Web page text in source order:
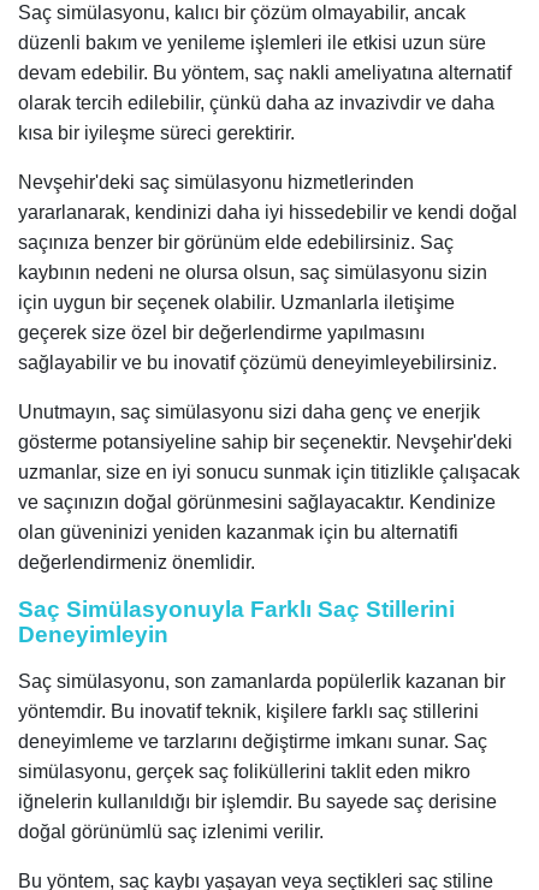
Saç simülasyonu, kalıcı bir çözüm olmayabilir, ancak
düzenli bakım ve yenileme işlemleri ile etkisi uzun süre
devam edebilir. Bu yöntem, saç nakli ameliyatına alternatif
olarak tercih edilebilir, çünkü daha az invazivdir ve daha
kısa bir iyileşme süreci gerektirir.
Nevşehir'deki saç simülasyonu hizmetlerinden
yararlanarak, kendinizi daha iyi hissedebilir ve kendi doğal
saçınıza benzer bir görünüm elde edebilirsiniz. Saç
kaybının nedeni ne olursa olsun, saç simülasyonu sizin
için uygun bir seçenek olabilir. Uzmanlarla iletişime
geçerek size özel bir değerlendirme yapılmasını
sağlayabilir ve bu inovatif çözümü deneyimleyebilirsiniz.
Unutmayın, saç simülasyonu sizi daha genç ve enerjik
gösterme potansiyeline sahip bir seçenektir. Nevşehir'deki
uzmanlar, size en iyi sonucu sunmak için titizlikle çalışacak
ve saçınızın doğal görünmesini sağlayacaktır. Kendinize
olan güveninizi yeniden kazanmak için bu alternatifi
değerlendirmeniz önemlidir.
Saç Simülasyonuyla Farklı Saç Stillerini
Deneyimleyin
Saç simülasyonu, son zamanlarda popülerlik kazanan bir
yöntemdir. Bu inovatif teknik, kişilere farklı saç stillerini
deneyimleme ve tarzlarını değiştirme imkanı sunar. Saç
simülasyonu, gerçek saç foliküllerini taklit eden mikro
iğnelerin kullanıldığı bir işlemdir. Bu sayede saç derisine
doğal görünümlü saç izlenimi verilir.
Bu yöntem, saç kaybı yaşayan veya seçtikleri saç stiline